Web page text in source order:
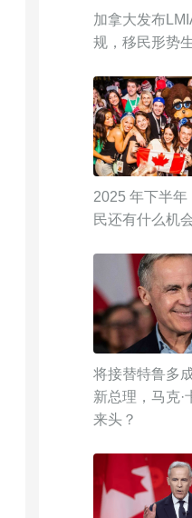
加拿大发布
规，移民形势
2025 年下半年
民还有什么机
将接替特鲁多
新总理，马克·
来头？